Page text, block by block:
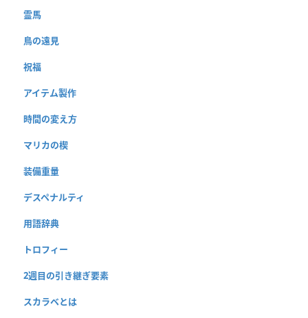
霊馬
鳥の遠見
祝福
アイテム製作
時間の変え方
マリカの楔
装備重量
デスペナルティ
用語辞典
トロフィー
2週目の引き継ぎ要素
スカラベとは